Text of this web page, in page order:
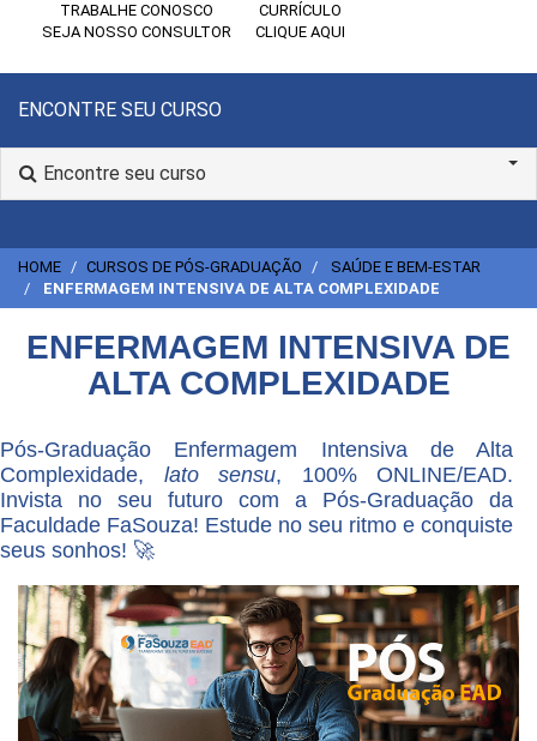
TRABALHE CONOSCO
SEJA NOSSO CONSULTOR
CURRÍCULO
CLIQUE AQUI
ENCONTRE SEU CURSO
Encontre seu curso
HOME CURSOS DE PÓS-GRADUAÇÃO
SAÚDE E BEM-ESTAR
ENFERMAGEM INTENSIVA DE ALTA COMPLEXIDADE
ENFERMAGEM INTENSIVA DE
ALTA COMPLEXIDADE
Pós-Graduação Enfermagem Intensiva de Alta
Complexidade, lato sensu, 100% ONLINE/EAD.
Invista no seu futuro com a Pós-Graduação da
Faculdade FaSouza! Estude no seu ritmo e conquiste
seus sonhos! 🚀